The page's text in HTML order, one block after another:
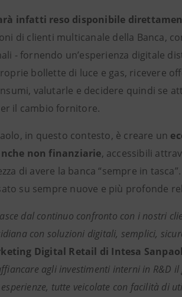
infatti reso disponibile
di clienti multicanale della Banca,
- fornendo un’esperienza digitale
bollette di luce e gas, ricevere
valutarle e decidere quindi se
il cambio fornitore.
in questo contesto, è creare un
non finanziarie, accessibili
di avere la banca “sempre in
su sempre nuove e più profonde
dal continuo confronto con i nostri
con soluzioni digitali, semplici,
Digital Retail di Intesa
agli investimenti interni in R&D
tutte veicolate con facilità di